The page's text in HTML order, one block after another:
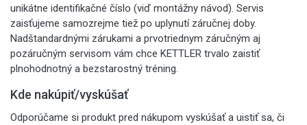
unikátne identifikačné číslo (viď montážny návod). Servis
zaisťujeme samozrejme tiež po uplynutí záručnej doby.
Nadštandardnými zárukami a prvotriednym záručným aj
pozáručným servisom vám chce KETTLER trvalo zaistiť
plnohodnotný a bezstarostný tréning.
Kde nakúpiť/vyskúšať
Odporúčame si produkt pred nákupom vyskúšať a uistiť sa, či